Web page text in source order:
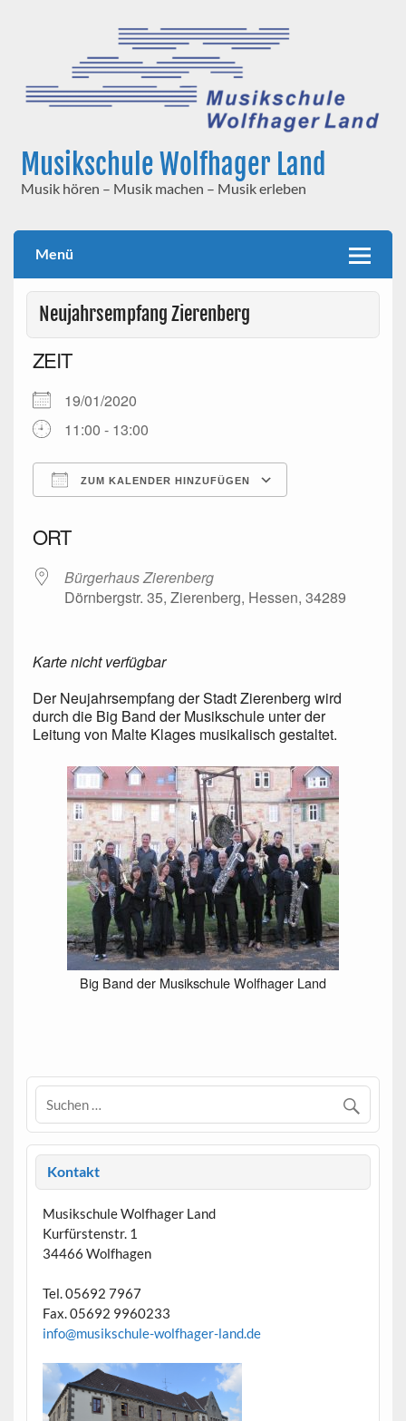
Musikschule Wolfhager Land
Musik hören – Musik machen – Musik erleben
Menü
Neujahrsempfang Zierenberg
ZEIT
19/01/2020
11:00 - 13:00
ZUM KALENDER HINZUFÜGEN
ORT
Bürgerhaus Zierenberg
Dörnbergstr. 35, Zierenberg, Hessen, 34289
Karte nicht verfügbar
Der Neujahrsempfang der Stadt Zierenberg wird
durch die Big Band der Musikschule unter der
Leitung von Malte Klages musikalisch gestaltet.
Big Band der Musikschule Wolfhager Land
Kontakt
Musikschule Wolfhager Land
Kurfürstenstr. 1
34466 Wolfhagen
Tel. 05692 7967
Fax. 05692 9960233
info@musikschule-wolfhager-land.de